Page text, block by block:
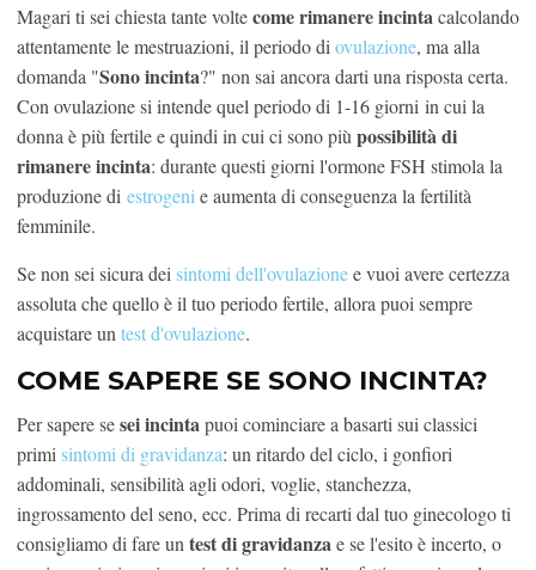
Magari ti sei chiesta tante voltecome rimanere incintacalcolando
attentamente le mestruazioni, il periodo di ovulazione, ma alla
domanda "Sono incinta?" non sai ancora darti una risposta certa.
Con ovulazione si intende quel periodo di 1-16 giorni in cui la
donna è più fertile e quindi in cui ci sono più possibilità di
rimanere incinta: durante questi giorni l'ormone FSH stimola la
produzione di estrogeni e aumenta di conseguenza la fertilità
femminile.
Se non sei sicura dei sintomi dell'ovulazionee vuoi avere certezza
assoluta che quello è il tuo periodo fertile, allora puoi sempre
acquistare un test d'ovulazione.
COME SAPERE SE SONO INCINTA?
Per sapere sesei incintapuoi cominciare a basarti sui classici
primi sintomi di gravidanza: un ritardo del ciclo, i gonfiori
addominali, sensibilità agli odori, voglie, stanchezza,
ingrossamento del seno, ecc. Prima di recarti dal tuo ginecologo ti
consigliamo di fare un test di gravidanzae se l'esito è incerto, o